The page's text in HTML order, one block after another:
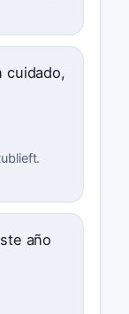
cuidado,
año